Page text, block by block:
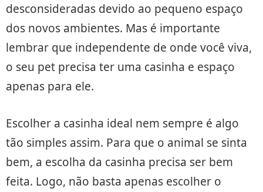
desconsideradas devido ao pequeno espaço
dos novos ambientes. Mas é importante
lembrar que independente de onde você viva,
o seu pet precisa ter uma casinha e espaço
apenas para ele.
Escolher a casinha ideal nem sempre é algo
tão simples assim. Para que o animal se sinta
bem, a escolha da casinha precisa ser bem
feita. Logo, não basta apenas escolher o